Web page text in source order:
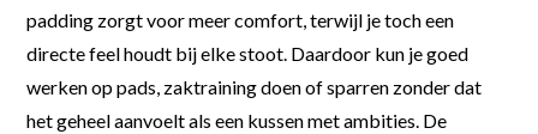
padding zorgt voor meer comfort, terwijl je toch een
directe feel houdt bij elke stoot. Daardoor kun je goed
werken op pads, zaktraining doen of sparren zonder dat
het geheel aanvoelt als een kussen met ambities. De